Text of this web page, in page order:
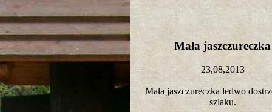
Mała
23,08,2013
Mała jaszczureczka ledwo
szlaku.